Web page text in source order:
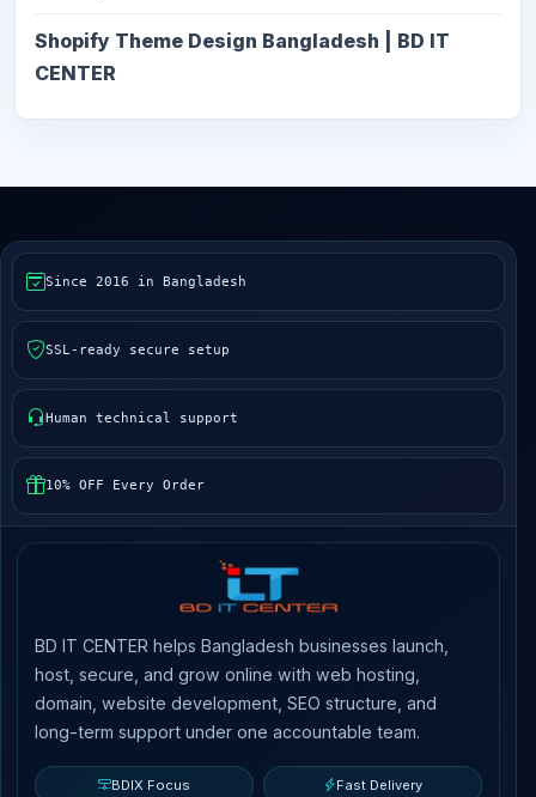
Shopify Theme Design Bangladesh | BD IT
CENTER
Since 2016 in Bangladesh
SSL-ready secure setup
Human technical support
10% OFF Every Order
BD IT CENTER helps Bangladesh businesses launch,
host, secure, and grow online with web hosting,
domain, website development, SEO structure, and
long-term support under one accountable team.
BDIX Focus Fast Delivery